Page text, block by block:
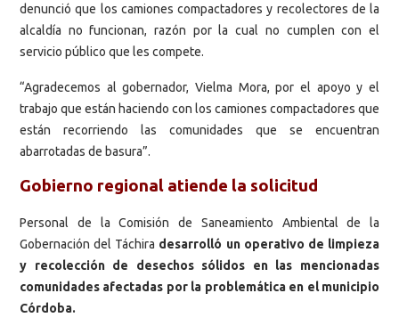
denunció que los camiones compactadores y recolectores de la
alcaldía no funcionan, razón por la cual no cumplen con el
servicio público que les compete.
“Agradecemos al gobernador, Vielma Mora, por el apoyo y el
trabajo que están haciendo con los camiones compactadores que
están recorriendo las comunidades que se encuentran
abarrotadas de basura”.
Gobierno regional atiende la solicitud
Personal de la Comisión de Saneamiento Ambiental de la
Gobernación del Táchira desarrolló un operativo de limpieza
y recolección de desechos sólidos en las mencionadas
comunidades afectadas por la problemática en el municipio
Córdoba.